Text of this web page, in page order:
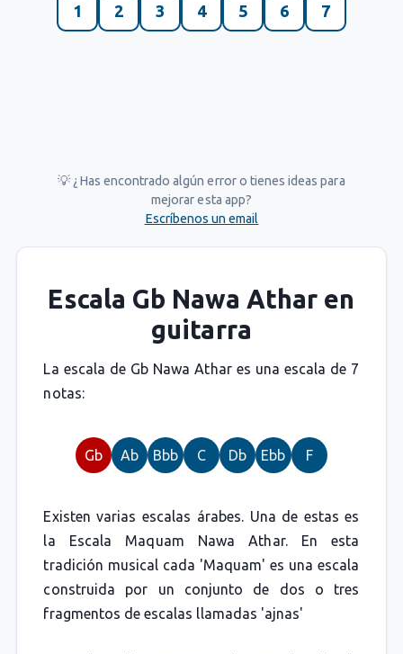
1 2 3 4 5 6 7
💡 ¿Has encontrado algún error o tienes ideas para
mejorar esta app?
Escríbenos un email
Escala Gb Nawa Athar en
guitarra
La escala de Gb Nawa Athar es una escala de 7
notas:
Gb Ab Bbb C Db Ebb F
Existen varias escalas árabes. Una de estas es
la Escala Maquam Nawa Athar. En esta
tradición musical cada 'Maquam' es una escala
construida por un conjunto de dos o tres
fragmentos de escalas llamadas 'ajnas'